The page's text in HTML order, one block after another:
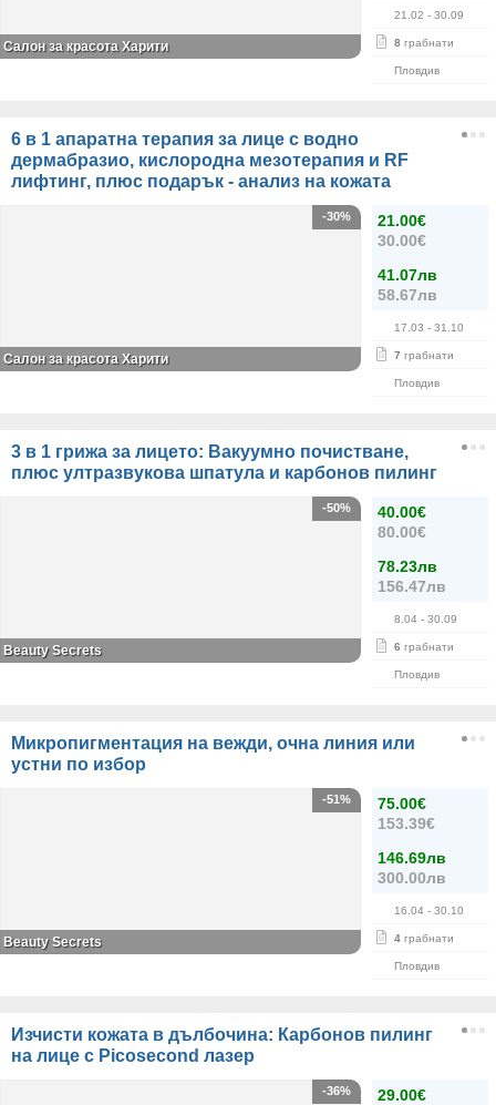
21.02 - 30.09
8 грабнати
Пловдив
Салон за красота Харити
6 в 1 апаратна терапия за лице с водно
дермабразио, кислородна мезотерапия и RF
лифтинг, плюс подарък - анализ на кожата
21.00€
30.00€
41.07лв
58.67лв
17.03 - 31.10
7 грабнати
Пловдив
-30%
Салон за красота Харити
3 в 1 грижа за лицето: Вакуумно почистване,
плюс ултразвукова шпатула и карбонов пилинг
40.00€
80.00€
78.23лв
156.47лв
8.04 - 30.09
6 грабнати
Пловдив
-50%
Beauty Secrets
Микропигментация на вежди, очна линия или
устни по избор
75.00€
153.39€
146.69лв
300.00лв
16.04 - 30.10
4 грабнати
Пловдив
-51%
Beauty Secrets
Изчисти кожата в дълбочина: Карбонов пилинг
на лице с Picosecond лазер
29.00€
-36%